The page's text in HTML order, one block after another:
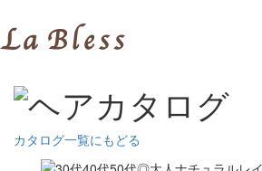
カタログ一覧にもどる